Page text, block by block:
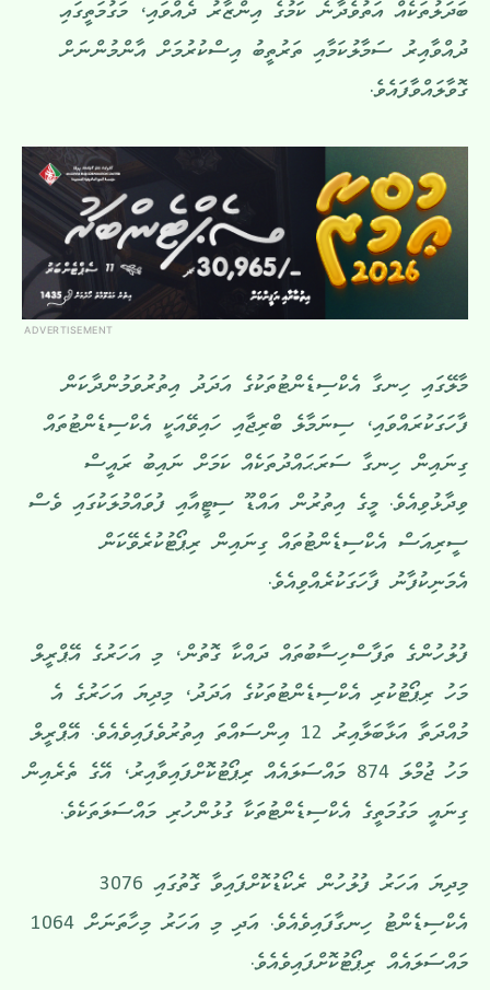
ބަދަލުތަކެއް އަތުވެދާނެ ކަމުގެ އިންޒާރު ދެއްވައި، މަގުމަތީގައި
ދުއްވާއިރު ސަމާލުކަމާއި ތަރުތީބު އިސްކުރުމަށް އާންމުންނަށް
ގޮވާލައްވާފައެވެ.
ADVERTISEMENT
މާލޭގައި ހިނގާ އެކްސިޑެންޓުތަކުގެ އަދަދު އިތުރުވަމުންދާކަން
ފާހަގަކުރައްވައި، ސިނަމާލެ ބްރިޖާއި ހައިވޭއަކީ އެކްސިޑެންޓުތައް
ގިނައިން ހިނގާ ސަރަޙައްދުތަކެއް ކަމަށް ނައިބު ރައީސް
ވިދާޅުވިއެވެ. މީގެ އިތުރުން އައްޑޫ ސިޓީއާއި ފުވައްމުލަކުގައި ވެސް
ސީރިއަސް އެކްސިޑެންޓުތައް ގިނައިން ރިޕޯޓުކުރެވޭކަން
އެމަނިކުފާނު ފާހަގަކުރެއްވިއެވެ.
ފުލުހުންގެ ތަފާސްހިސާބުތައް ދައްކާ ގޮތުން، މި އަހަރުގެ އޭޕްރީލް
މަހު ރިޕޯޓުކުރި އެކްސިޑެންޓުތަކުގެ އަދަދު، މިދިޔަ އަހަރުގެ އެ
މުއްދަތާ އަޅާބަލާއިރު 12 އިންސައްތަ އިތުރުވެފައިވެއެވެ. އޭޕްރީލް
މަހު ޖުމްލަ 874 މައްސަލައެއް ރިޕޯޓުކޮށްފައިވާއިރު، އޭގެ ތެރެއިން
ގިނައީ މަގުމަތީގެ އެކްސިޑެންޓުތަކާ ގުޅުންހުރި މައްސަލަތަކެވެ.
މިދިޔަ އަހަރު ފުލުހުން ރެކޯޑުކޮށްފައިވާ ގޮތުގައި 3076
އެކްސިޑެންޓު ހިނގާފައިވެއެވެ. އަދި މި އަހަރު މިހާތަނަށް 1064
މައްސަލައެއް ރިޕޯޓުކޮށްފައިވެއެވެ.